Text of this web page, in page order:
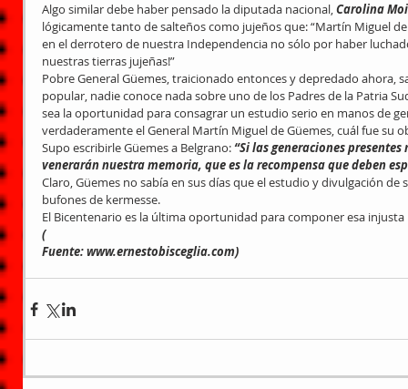
Algo similar debe haber pensado la diputada nacional, Carolina
lógicamente tanto de salteños como jujeños que: “Martín Miguel
en el derrotero de nuestra Independencia no sólo por haber
nuestras tierras jujeñas!”
Pobre General Güemes, traicionado entonces y depredado ahora,
popular, nadie conoce nada sobre uno de los Padres de la Patria
sea la oportunidad para consagrar un estudio serio en manos de
verdaderamente el General Martín Miguel de Güemes, cuál fue su
Supo escribirle Güemes a Belgrano: “Si las generaciones
venerarán nuestra memoria, que es la recompensa que deben
Claro, Güemes no sabía en sus días que el estudio y divulgación
bufones de kermesse.
El Bicentenario es la última oportunidad para componer esa
(
Fuente: www.ernestobisceglia.com)